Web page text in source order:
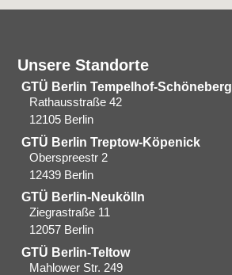
Unsere Standorte
GTÜ Berlin Tempelhof-Schöneberg
Rathausstraße 42
12105 Berlin
GTÜ Berlin Treptow-Köpenick
Oberspreestr 2
12439 Berlin​
GTÜ Berlin-Neukölln
Ziegrastraße 11
12057 Berlin
GTÜ Berlin-Teltow
Mahlower Str. 249